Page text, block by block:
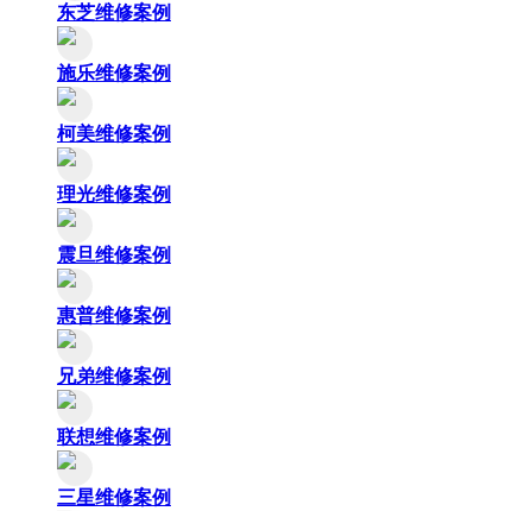
东芝维修案例
施乐维修案例
柯美维修案例
理光维修案例
震旦维修案例
惠普维修案例
兄弟维修案例
联想维修案例
三星维修案例